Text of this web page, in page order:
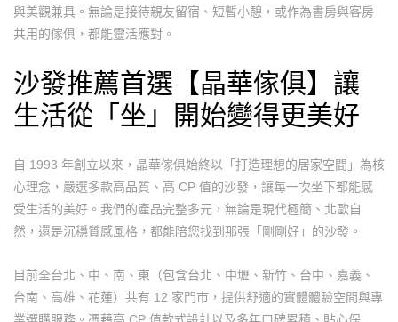
與美觀兼具。無論是接待親友留宿、短暫小憩，或作為書房與客房
共用的傢俱，都能靈活應對。
沙發推薦首選【晶華傢俱】讓
生活從「坐」開始變得更美好
自 1993 年創立以來，晶華傢俱始終以「打造理想的居家空間」為核
心理念，嚴選多款高品質、高 CP 值的沙發，讓每一次坐下都能感
受生活的美好。我們的產品完整多元，無論是現代極簡、北歐自
然，還是沉穩質感風格，都能陪您找到那張「剛剛好」的沙發。
目前全台北、中、南、東（包含台北、中壢、新竹、台中、嘉義、
台南、高雄、花蓮）共有 12 家門市，提供舒適的實體體驗空間與專
業選購服務。憑藉高 CP 值款式設計以及多年口碑累積、貼心保